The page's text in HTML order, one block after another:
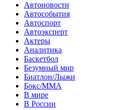
Автоновости
Автособытия
Автоспорт
Автоэксперт
Актеры
Аналитика
Баскетбол
Безумный мир
Биатлон/Лыжи
Бокс/MMA
В мире
В России